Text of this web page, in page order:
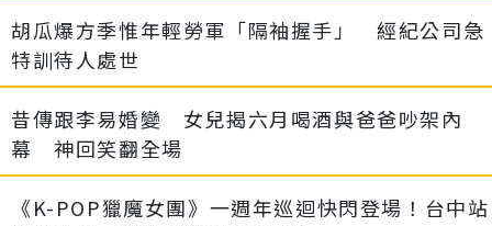
胡瓜爆方季惟年輕勞軍「隔袖握手」 經紀公司急
特訓待人處世
昔傳跟李易婚變 女兒揭六月喝酒與爸爸吵架內
幕 神回笑翻全場
《K-POP獵魔女團》一週年巡迴快閃登場！台中站